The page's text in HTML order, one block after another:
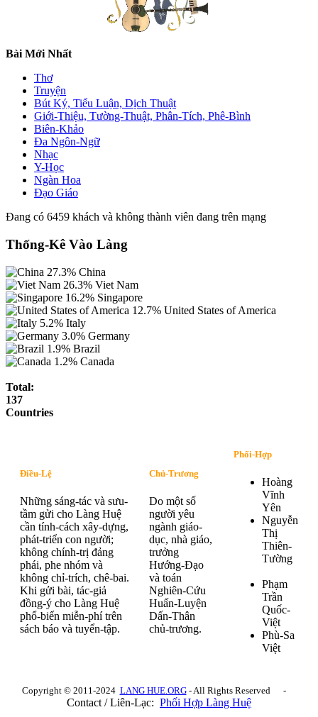
Bài Mới Nhất
Thơ
Truyện
Bút Ký, Tiểu Luận, Dịch Thuật
Giới-Thiệu, Tường-Thuật, Phân-Tích, Phê-Bình
Biên-Khảo
Đa Ngôn-Ngữ
Nhạc
Y-Học
Ngàn Hoa
Đạo Giáo
Đang có 6459 khách và không thành viên đang trên mạng
Thống-Kê Vào Làng
27.3% China
26.3% Viet Nam
16.2% Singapore
12.7% United States of America
5.2% Italy
3.0% Germany
1.9% Brazil
1.2% Canada
Total:
137
Countries
Điều-Lệ
Những sáng-tác và sưu-
tầm gửi cho Làng Huệ
cần tính-cách xây-dựng,
phát-triển con người;
không chính-trị đảng
phái, phe nhóm và
không chỉ-trích, chê-bai.
Khi gửi bài, tác-giả
đồng-ý cho Làng Huệ
phổ-biến miễn-phí trên
sách báo và tuyển-tập.
Chủ-Trương
Do một số
người yêu
ngành giáo-
dục, nhà giáo,
trưởng
Hướng-Đạo
và toán
Nghiên-Cứu
Huấn-Luyện
Dấn-Thân
chủ-trương.
Phối-Hợp
Hoàng
Vĩnh
Yên
Nguyễn
Thị
Thiên-
Tường
Phạm
Trần
Quốc-
Việt
Phù-Sa
Việt
Copyright © 2011-2024 LANG HUE.ORG- All Rights Reserved -
Contact / Liên-Lạc: Phối Hợp Làng Huệ